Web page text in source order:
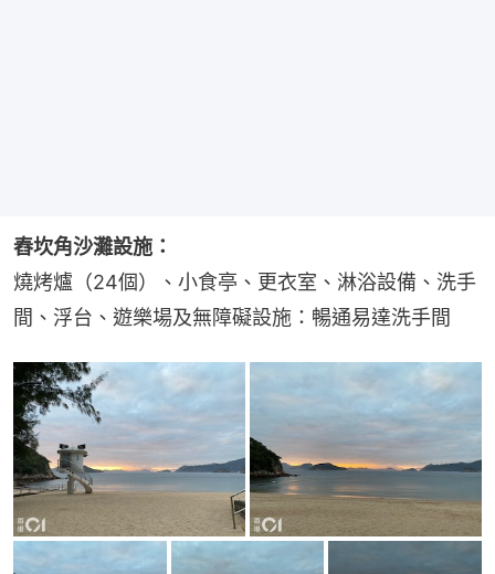
舂坎角沙灘設施：
燒烤爐（24個）、小食亭、更衣室、淋浴設備、洗手
間、浮台、遊樂場及無障礙設施：暢通易達洗手間